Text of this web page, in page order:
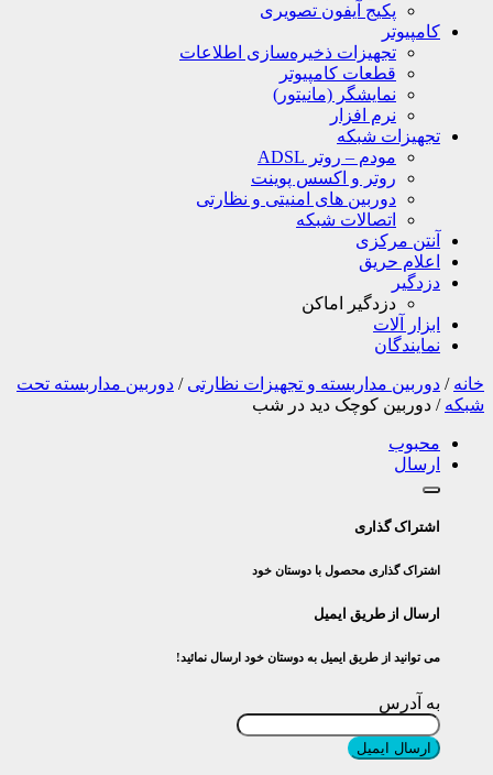
پکیج آیفون تصویری
کامپیوتر
تجهیزات ذخیره‌سازی اطلاعات
قطعات کامپیوتر
نمایشگر (مانیتور)
نرم افزار
تجهیزات شبکه
مودم – روتر ADSL
روتر و اکسس پوینت
دوربین های امنیتی و نظارتی
اتصالات شبکه
آنتن مرکزی
اعلام حریق
دزدگیر
دزدگیر اماکن
ابزار آلات
نمایندگان
خانه / دوربین مداربسته و تجهیزات نظارتی / دوربین مداربسته تحت
شبکه / دوربین کوچک دید در شب
محبوب
ارسال
اشتراک گذاری
اشتراک گذاری محصول با دوستان خود
ارسال از طریق ایمیل
می توانید از طریق ایمیل به دوستان خود ارسال نمائید!
به آدرس
ارسال ایمیل